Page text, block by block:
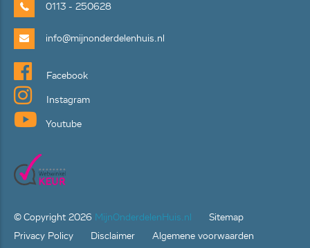
0113 - 250628
info@mijnonderdelenhuis.nl
Facebook
Instagram
Youtube
© Copyright 2026 MijnOnderdelenHuis.nl
Sitemap
Privacy Policy
Disclaimer Algemene voorwaarden